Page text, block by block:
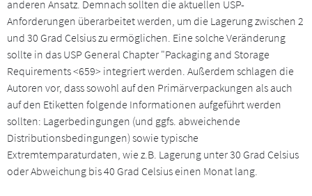
anderen Ansatz. Demnach sollten die aktuellen USP-
Anforderungen überarbeitet werden, um die Lagerung zwischen 2
und 30 Grad Celsius zu ermöglichen. Eine solche Veränderung
sollte in das USP General Chapter "Packaging and Storage
Requirements <659> integriert werden. Außerdem schlagen die
Autoren vor, dass sowohl auf den Primärverpackungen als auch
auf den Etiketten folgende Informationen aufgeführt werden
sollten: Lagerbedingungen (und ggfs. abweichende
Distributionsbedingungen) sowie typische
Extremtemparaturdaten, wie z.B. Lagerung unter 30 Grad Celsius
oder Abweichung bis 40 Grad Celsius einen Monat lang.